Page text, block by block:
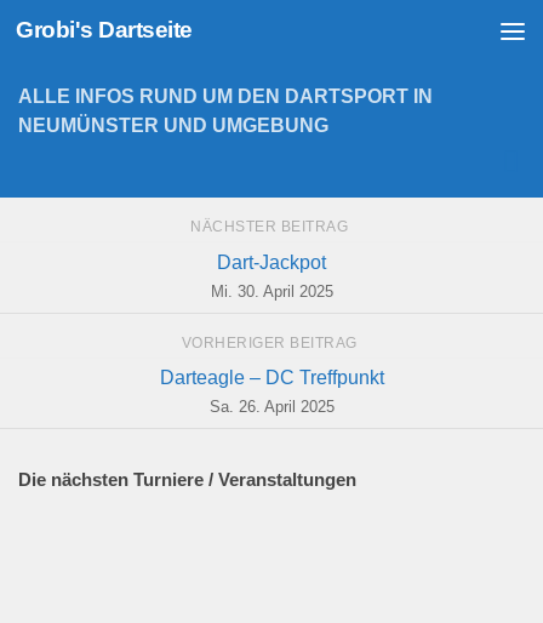
Zum Inhalt springen
Grobi's Dartseite
ALLE INFOS RUND UM DEN DARTSPORT IN
NEUMÜNSTER UND UMGEBUNG
NÄCHSTER BEITRAG
Dart-Jackpot
Mi. 30. April 2025
VORHERIGER BEITRAG
Darteagle – DC Treffpunkt
Sa. 26. April 2025
Die nächsten Turniere / Veranstaltungen